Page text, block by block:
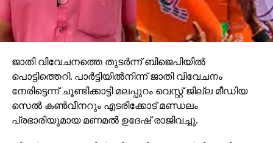
ജാതി വിവേചനത്തെ തുടര്‍ന്ന് ബിജെപിയില്‍
പൊട്ടിത്തെറി. പാര്‍ട്ടിയില്‍നിന്ന് ജാതി വിവേചനം
നേരിട്ടെന്ന് ചൂണ്ടിക്കാട്ടി മലപ്പുറം വെസ്റ്റ് ജില്ല മീഡിയ
സെല്‍ കണ്‍വീനറും എടരിക്കോട് മണ്ഡലം
പ്രഭാരിയുമായ മണമല്‍ ഉദേഷ് രാജിവച്ചു.